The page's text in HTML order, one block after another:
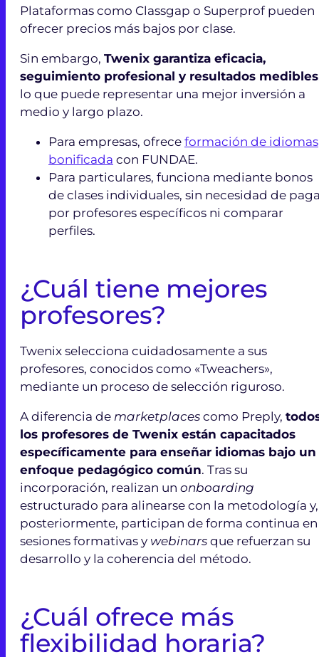
Plataformas como Classgap o Superprof pueden
ofrecer precios más bajos por clase.
Sin embargo, Twenix garantiza eficacia,
seguimiento profesional y resultados medibles
lo que puede representar una mejor inversión a
medio y largo plazo.
Para empresas, ofrece formación de idiomas
bonificada con FUNDAE.
Para particulares, funciona mediante bonos
de clases individuales, sin necesidad de
por profesores específicos ni comparar
perfiles.
¿Cuál tiene mejores
profesores?
Twenix selecciona cuidadosamente a sus
profesores, conocidos como «Tweachers»,
mediante un proceso de selección riguroso.
A diferencia de marketplaces como Preply,
los profesores de Twenix están capacitados
específicamente para enseñar idiomas bajo un
enfoque pedagógico común. Tras su
incorporación, realizan un onboarding
estructurado para alinearse con la metodología y,
posteriormente, participan de forma continua en
sesiones formativas y webinars que refuerzan su
desarrollo y la coherencia del método.
¿Cuál ofrece más
flexibilidad horaria?